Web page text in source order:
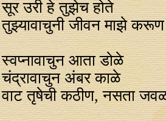
सूर उरी हे तुझेच होते
तुझ्यावाचुनी जीवन माझे
स्वप्‍नावाचुन आता डोळे
चंद्रावाचुन अंबर काळे
वाट तृषेची कठीण, नसता